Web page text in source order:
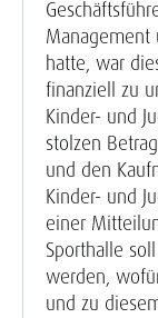
Management
hatte, war
finanziell zu
Kinder- und
stolzen
und den
Kinder- und
einer
Sporthalle
werden,
und zu